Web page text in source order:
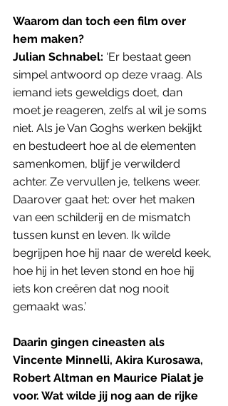
Waarom dan toch een film over
hem maken?
Julian Schnabel: ‘Er bestaat geen
simpel antwoord op deze vraag. Als
iemand iets geweldigs doet, dan
moet je reageren, zelfs al wil je soms
niet. Als je Van Goghs werken bekijkt
en bestudeert hoe al de elementen
samenkomen, blijf je verwilderd
achter. Ze vervullen je, telkens weer.
Daarover gaat het: over het maken
van een schilderij en de mismatch
tussen kunst en leven. Ik wilde
begrijpen hoe hij naar de wereld keek,
hoe hij in het leven stond en hoe hij
iets kon creëren dat nog nooit
gemaakt was.’
Daarin gingen cineasten als
Vincente Minnelli, Akira Kurosawa,
Robert Altman en Maurice Pialat je
voor. Wat wilde jij nog aan de rijke